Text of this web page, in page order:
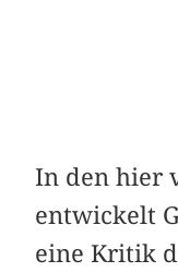
In den hier
entwickelt
eine Kritik